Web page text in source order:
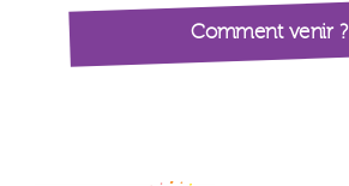
Comment venir ?